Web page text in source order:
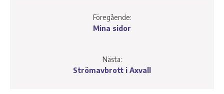
Föregående:
Mina sidor
Nästa:
Strömavbrott i Axvall